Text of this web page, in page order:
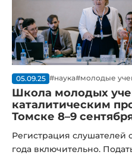
#абитуриент
#магистр
#кафедра
#выпускники
#химики
#магистратура
#стипендия
#актив
#профбюро
#коммуникация
#школа
#катализаторы
#разработка
05.09.25 #наука#молодые
Школа молодых
каталитическим
Томске 8–9
Регистрация слушателей
года включительно.